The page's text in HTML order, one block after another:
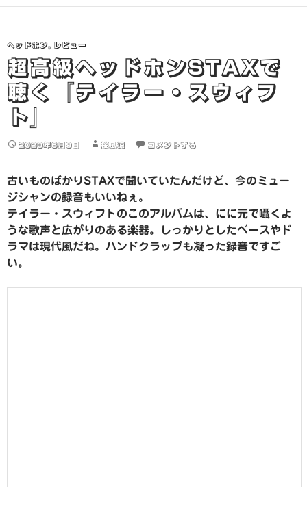
ヘッドホン, レビュー
超高級ヘッドホンSTAXで
聴く『テイラー・スウィフ
ト』
2020年6月9日 桜風涼 コメントする
古いものばかりSTAXで聞いていたんだけど、今のミュー
ジシャンの録音もいいねぇ。
テイラー・スウィフトのこのアルバムは、にに元で囁くよ
うな歌声と広がりのある楽器。しっかりとしたベースやド
ラマは現代風だね。ハンドクラップも凝った録音ですご
い。